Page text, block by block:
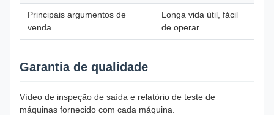
Principais argumentos de
venda
Longa vida útil, fácil
de operar
Garantia de qualidade
Vídeo de inspeção de saída e relatório de teste de
máquinas fornecido com cada máquina.